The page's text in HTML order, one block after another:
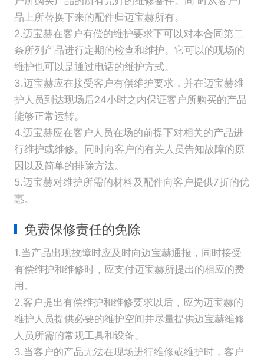
品上所替换下来的配件归迈宝赫所有。
2.迈宝赫在客户有偿的维护要求下可以对本合同第二
条所列产品进行定期的检查和维护。它可以的现场的
维护也可以是通过电话的维护方式。
3.迈宝赫应在接受客户有偿维护要求，并在迈宝赫维
护人员到达现场后24小时之内保证客户所购买的产品
能够正常运转。
4.迈宝赫应在客户人员在场的前提下对相关的产品进
行维护或维修。同时向客户的有关人员告知故障的原
因以及简单的排除方法。
5.迈宝赫对维护所需的材料及配件向客户提供7折的优
惠。
免费保修责任的免除
1.当产品出现故障时应及时向迈宝赫通报，同时接受
有偿维护和维修时，应支付迈宝赫所提出的相应的费
用。
2.客户提出有偿维护和维修要求以后，应为迈宝赫的
维护人员提供必要的维护空间并尽量提供迈宝赫维修
人员所需的常规工具和设备。
3.当客户的产品无法在现场进行维修或维护时，客户